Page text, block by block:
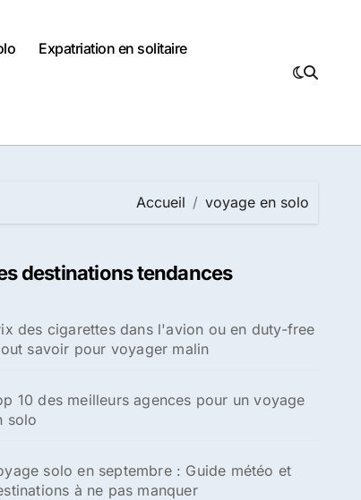
Expatriation en solitaire
Accueil voyage en solo
destinations tendances
des cigarettes dans l'avion ou en duty-free
savoir pour voyager malin
10 des meilleurs agences pour un voyage
solo
solo en septembre : Guide météo et
à ne pas manquer